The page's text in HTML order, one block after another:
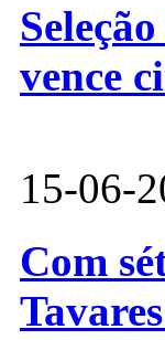
vence
15-06-
Com